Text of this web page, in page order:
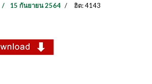
15 กันยายน 2564 ฮิต: 4143